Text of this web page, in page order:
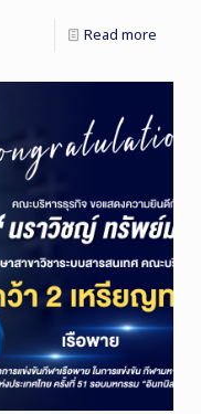
Read more